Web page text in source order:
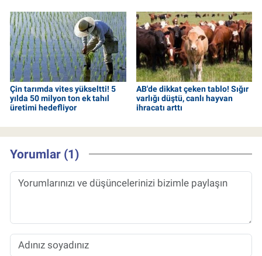
Çin tarımda vites yükseltti! 5
yılda 50 milyon ton ek tahıl
üretimi hedefliyor
AB'de dikkat çeken tablo! Sığır
varlığı düştü, canlı hayvan
ihracatı arttı
Yorumlar (1)